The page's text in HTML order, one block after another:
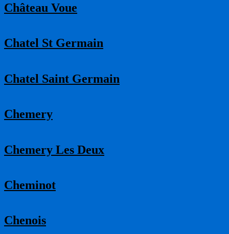
Château Voue
Chatel St Germain
Chatel Saint Germain
Chemery
Chemery Les Deux
Cheminot
Chenois